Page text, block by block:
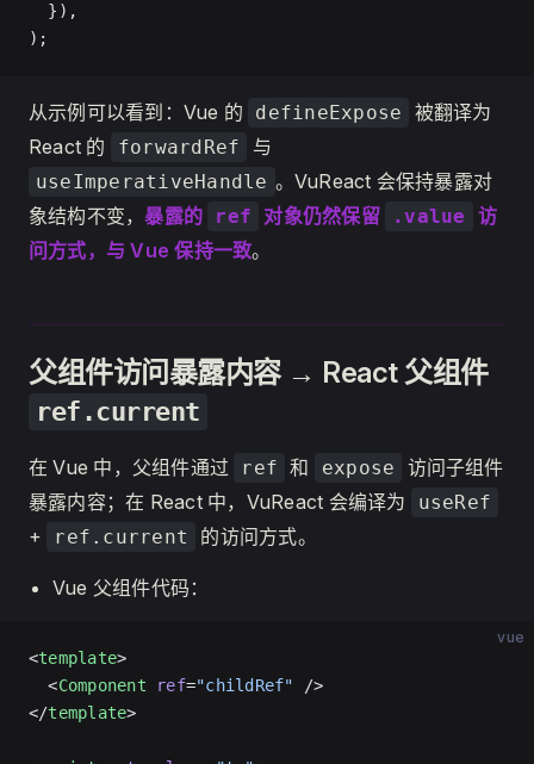
  }),
);
从示例可以看到：Vue 的 defineExpose
被翻译为
React 的
forwardRef 与
useImperativeHandle 。VuReact 会保持暴露对
象结构不变，暴露的 ref 对象仍然保留 .value
访
问方式，与 Vue 保持一致。
父组件访问暴露内容 → React 父组件
ref.current
在 Vue 中，父组件通过 ref 和 expose
访问子组件
暴露内容；在 React 中，VuReact 会编译为
useRef
+ ref.current 的访问方式。
Vue 父组件代码：
vue
<template>
  <
Component ref="childRef" />
</template>